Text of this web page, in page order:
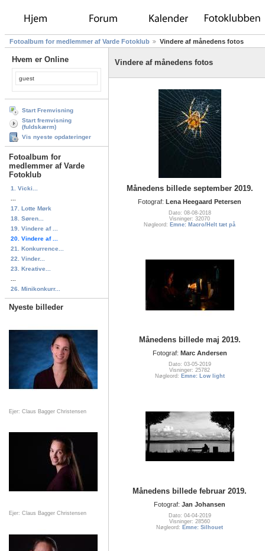
Fotoalbum for medlemmer af Varde Fotoklub Vindere af månedens fotos
Hvem er Online
guest
Start Fremvisning
Start fremvisning
(fuldskærm)
Vis nyeste opdateringer
Fotoalbum for
medlemmer af Varde
Fotoklub
1. Vicki...
17. Lotte Mørk
18. Søren...
19. Vindere af ...
20. Vindere af ...
21. Konkurrence...
22. Vinder...
23. Kreative...
26. Minikonkurr...
Nyeste billeder
Ejer: Claus Bagger Christensen
Ejer: Claus Bagger Christensen
Vindere af månedens fotos
Månedens billede september 2019.
Fotograf: Lena Heegaard Petersen
Dato: 08-08-2018
Visninger: 32070
Nøgleord: Emne: Macro/Helt tæt på
Månedens billede maj 2019.
Fotograf: Marc Andersen
Dato: 03-05-2019
Visninger: 25782
Nøgleord: Emne: Low light
Månedens billede februar 2019.
Fotograf: Jan Johansen
Dato: 04-04-2019
Visninger: 28560
Nøgleord: Emne: Silhouet